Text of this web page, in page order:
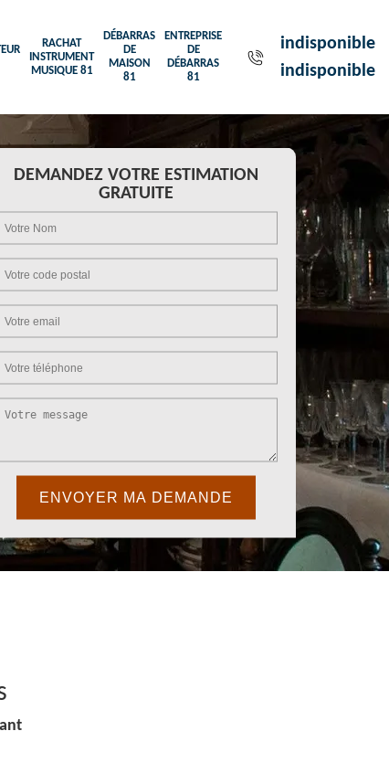
RACHAT
INSTRUMENT
MUSIQUE 81
DÉBARRAS
DE
MAISON
81
ENTREPRISE
DE
DÉBARRAS
81
indisponible
indisponible
DEMANDEZ VOTRE ESTIMATION
GRATUITE